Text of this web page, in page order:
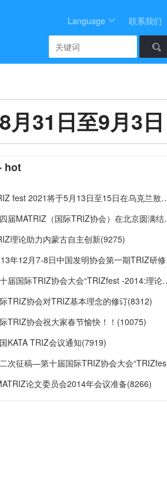
Language 联系我们
31日至9月3日
hot
fest 2021将于5月13日至15日在乌克兰敖德萨举行(11974)
届MATRIZ（国际TRIZ协会）在北京圆满结束(14797)
理论助力内蒙古自主创新(9275)
年12月7-8日中国发明协会第一期TRIZ研修班在北(9044)
届国际TRIZ协会大会“TRIZfest -2014:理论与应用”(8283)
TRIZ协会对TRIZ基本理念的修订(8312)
TRIZ协会祝大家春节愉快！！(10075)
KATA TRIZ会议通知(7919)
征稿—第十届国际TRIZ协会大会“TRIZfest -2014:理论与应用”(8201)
论文委员会2014年会议准备(8266)